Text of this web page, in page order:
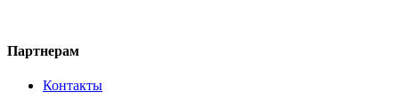
Партнерам
Контакты